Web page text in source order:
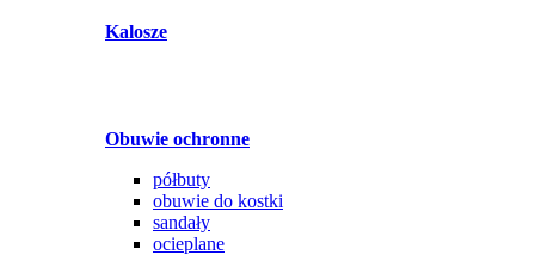
Kalosze
Obuwie ochronne
półbuty
obuwie do kostki
sandały
ocieplane